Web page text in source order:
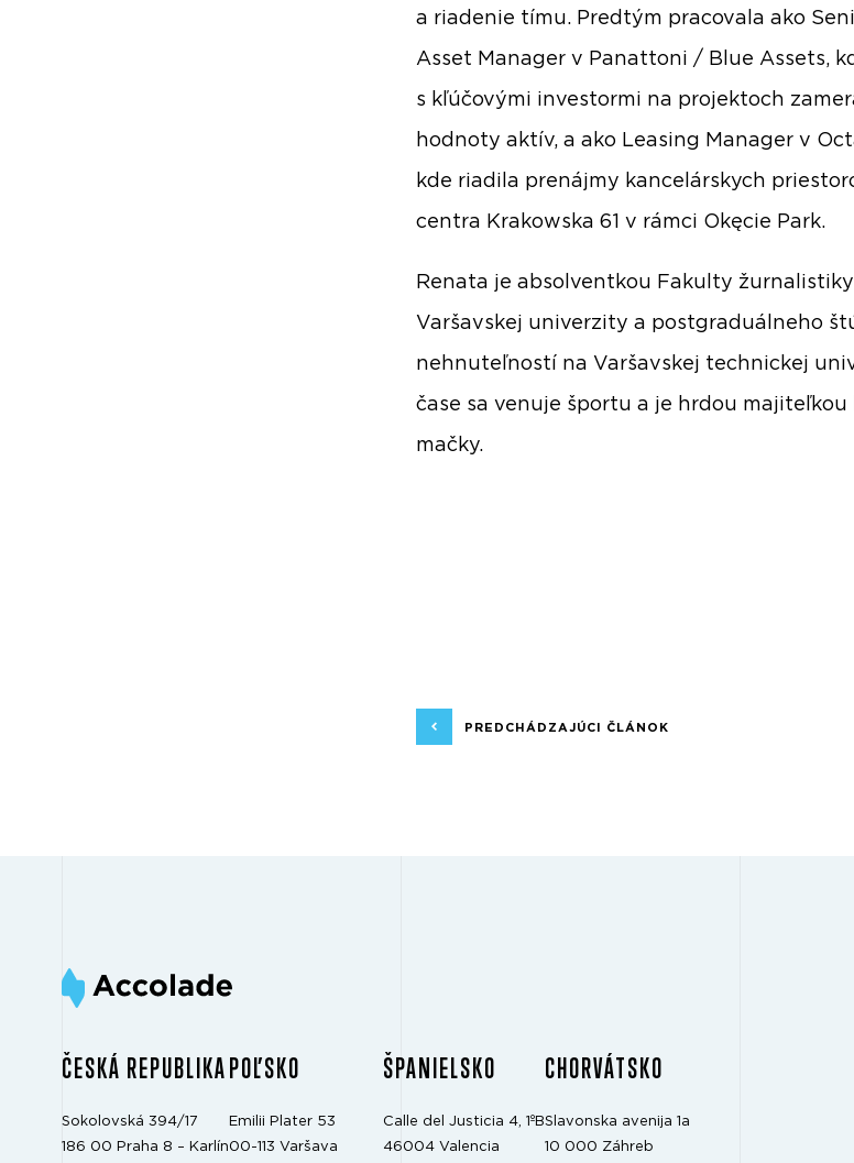
a riadenie tímu. Predtým pracovala ako
Asset Manager v Panattoni / Blue Assets,
s kľúčovými investormi na projektoch
hodnoty aktív, a ako Leasing Manager v
kde riadila prenájmy kancelárskych
centra Krakowska 61 v rámci Okęcie Park.
Renata je absolventkou Fakulty
Varšavskej univerzity a postgraduálneho
nehnuteľností na Varšavskej technickej
čase sa venuje športu a je hrdou
mačky.
PREDCHÁDZAJÚCI ČLÁNOK
ČESKÁ REPUBLIKA
Sokolovská 394/17
186 00 Praha 8 – Karlín
POĽSKO
Emilii Plater 53
00-113 Varšava
ŠPANIELSKO
Calle del Justicia 4, 1ºB
46004 Valencia
CHORVÁTSKO
Slavonska avenija 1a
10 000 Záhreb